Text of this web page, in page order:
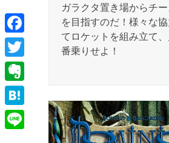
ガラクタ置き場からチ
を目指すのだ！様々な
てロケットを組み立て
番乗りせよ！
Facebook
Twitter
Evernote
Hatena